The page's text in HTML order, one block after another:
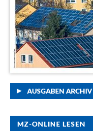
AUSGABEN ARCHIV
MZ-ONLINE LESEN